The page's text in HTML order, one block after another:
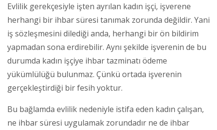
Evlilik gerekçesiyle işten ayrılan kadın işçi, işverene
herhangi bir ihbar süresi tanımak zorunda değildir. Yani
iş sözleşmesini dilediği anda, herhangi bir ön bildirim
yapmadan sona erdirebilir. Aynı şekilde işverenin de bu
durumda kadın işçiye ihbar tazminatı ödeme
yükümlülüğü bulunmaz. Çünkü ortada işverenin
gerçekleştirdiği bir fesih yoktur.
Bu bağlamda evlilik nedeniyle istifa eden kadın çalışan,
ne ihbar süresi uygulamak zorundadır ne de ihbar